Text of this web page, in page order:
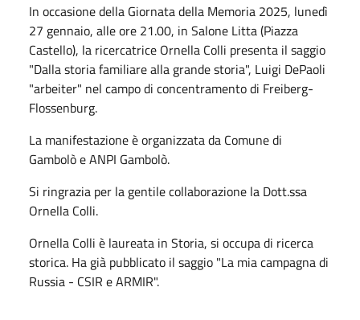
In occasione della Giornata della Memoria 2025, lunedì
27 gennaio, alle ore 21.00, in Salone Litta (Piazza
Castello), la ricercatrice Ornella Colli presenta il saggio
"Dalla storia familiare alla grande storia", Luigi DePaoli
"arbeiter" nel campo di concentramento di Freiberg-
Flossenburg.
La manifestazione è organizzata da Comune di
Gambolò e ANPI Gambolò.
Si ringrazia per la gentile collaborazione la Dott.ssa
Ornella Colli.
Ornella Colli è laureata in Storia, si occupa di ricerca
storica. Ha già pubblicato il saggio "La mia campagna di
Russia - CSIR e ARMIR".